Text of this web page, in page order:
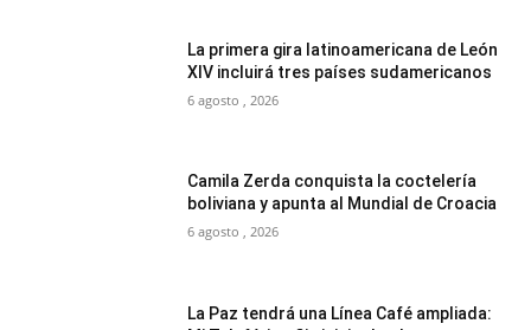
La primera gira latinoamericana de León
XIV incluirá tres países sudamericanos
6 agosto , 2026
Camila Zerda conquista la coctelería
boliviana y apunta al Mundial de Croacia
6 agosto , 2026
La Paz tendrá una Línea Café ampliada: